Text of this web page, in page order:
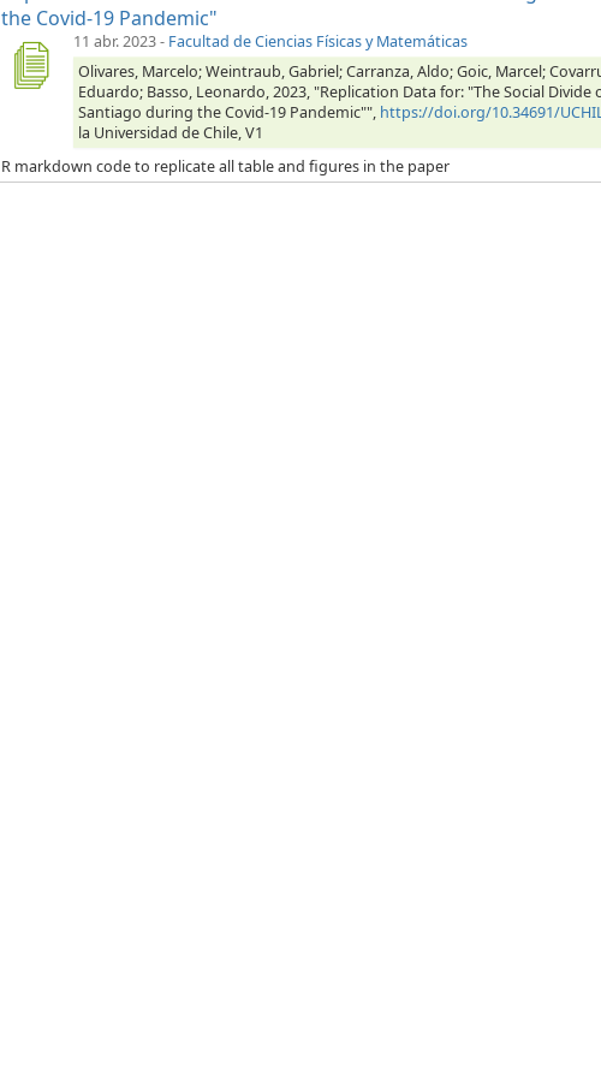
the Covid-19 Pandemic"
11 abr. 2023- Facultad de Ciencias Físicas y Matemáticas
Olivares, Marcelo; Weintraub, Gabriel; Carranza, Aldo; Goic, Marcel;
Eduardo; Basso, Leonardo, 2023, "Replication Data for: "The Social
Santiago during the Covid-19 Pandemic"", https://doi.org/10.34691/
la Universidad de Chile, V1
R markdown code to replicate all table and figures in the paper